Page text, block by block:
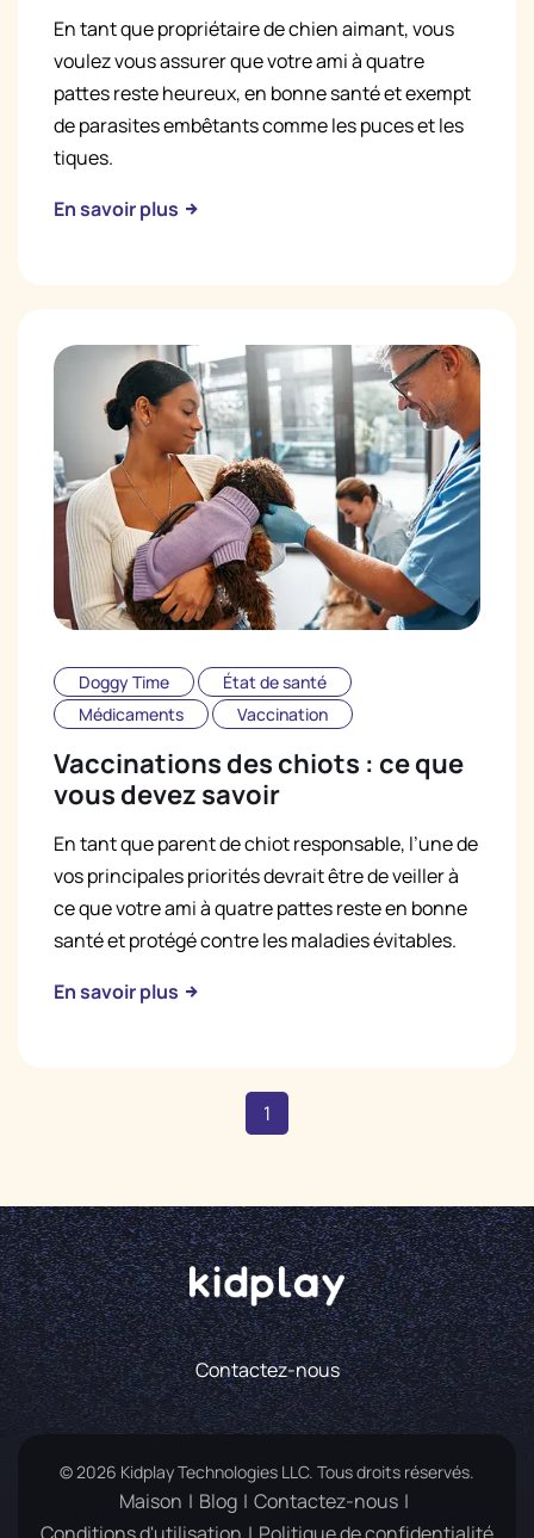
En tant que propriétaire de chien aimant, vous
voulez vous assurer que votre ami à quatre
pattes reste heureux, en bonne santé et exempt
de parasites embêtants comme les puces et les
tiques.
En savoir plus
Doggy Time
État de santé
Médicaments
Vaccination
Vaccinations des chiots : ce que
vous devez savoir
En tant que parent de chiot responsable, l’une de
vos principales priorités devrait être de veiller à
ce que votre ami à quatre pattes reste en bonne
santé et protégé contre les maladies évitables.
En savoir plus
1
Contactez-nous
© 2026 Kidplay Technologies LLC. Tous droits réservés.
Maison Blog
Contactez-nous